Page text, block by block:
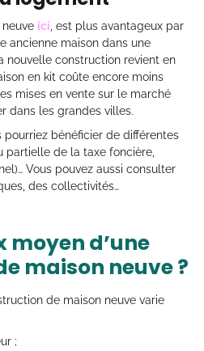
ici, est plus avantageux par
ancienne maison dans une
nouvelle construction revient en
en kit coûte encore moins
mises en vente sur le marché
dans les grandes villes.
pourriez bénéficier de différentes
partielle de la taxe foncière,
Vous pouvez aussi consulter
des collectivités…
moyen d’une
maison neuve ?
de maison neuve varie
;